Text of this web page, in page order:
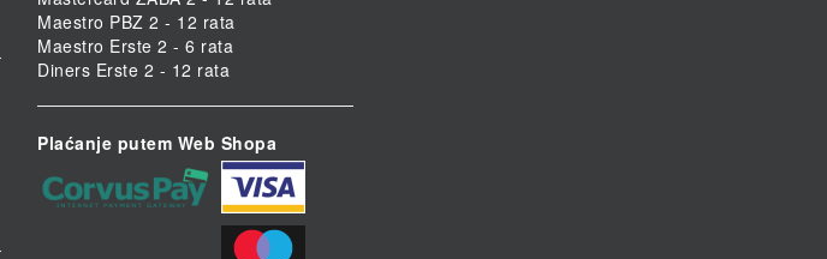
Maestro PBZ 2 - 12 rata
Maestro Erste 2 - 6 rata
Diners Erste 2 - 12 rata
Plaćanje putem Web Shopa